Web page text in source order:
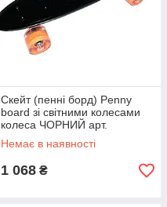
Скейт (пенні борд) Penny
board зі світними колесами
колеса ЧОРНИЙ арт.
0990/76761
Немає в наявності
1 068 ₴